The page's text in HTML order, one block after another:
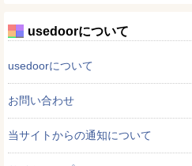
usedoorについて
usedoorについて
お問い合わせ
当サイトからの通知について